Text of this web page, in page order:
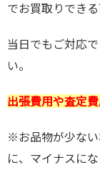
でお買取りできる
当日でもご対応
い。
出張費用や査定
※お品物が少ない
に、マイナスに